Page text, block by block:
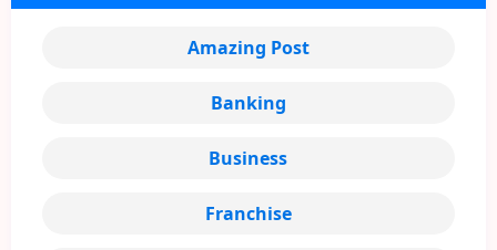
Amazing Post
Banking
Business
Franchise